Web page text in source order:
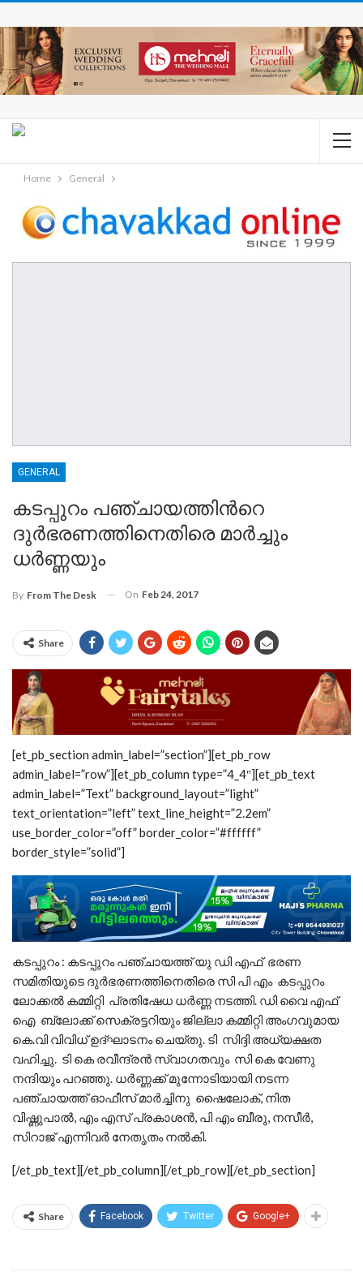
Home General
GENERAL
കടപ്പുറം പഞ്ചായത്തിന്‍റെ
ദുര്‍ഭരണത്തിനെതിരെ മാര്‍ച്ചും
ധര്‍ണ്ണയും
By From The Desk On Feb 24, 2017
Share
[et_pb_section admin_label=”section”][et_pb_row
admin_label=”row”][et_pb_column type=”4_4″][et_pb_text
admin_label=”Text” background_layout=”light”
text_orientation=”left” text_line_height=”2.2em”
use_border_color=”off” border_color=”#ffffff”
border_style=”solid”]
കടപ്പുറം : കടപ്പുറം പഞ്ചായത്ത് യു ഡി എഫ് ഭരണ
സമിതിയുടെ ദുർഭരണത്തിനെതിരെ സി പി എം കടപ്പുറം
ലോക്കൽ കമ്മിറ്റി പ്രതിഷേധ ധർണ്ണ നടത്തി. ഡി വൈ എഫ്
ഐ ബ്ലോക്ക് സെക്രട്ടറിയും ജില്ലാ കമ്മിറ്റി അംഗവുമായ
കെ.വി വിവിധ് ഉദ്ഘാടനം ചെയ്തു. ടി സിദ്ദി അധ്യക്ഷത
വഹിച്ചു. ടി കെ രവീന്ദ്രൻ സ്വാഗതവും സി കെ വേണു
നന്ദിയും പറഞ്ഞു. ധര്‍ണ്ണക്ക് മുന്നോടിയായി നടന്ന
പഞ്ചായത്ത് ഓഫീസ് മാര്‍ച്ചിനു ഷൈലോക്, നിത
വിഷ്ണുപാൽ, എം എസ് പ്രകാശൻ, പി എം ബീരു, നസീർ,
സിറാജ് എന്നിവർ നേതൃതം നൽകി.
[/et_pb_text][/et_pb_column][/et_pb_row][/et_pb_section]
Share Facebook Twitter Google+